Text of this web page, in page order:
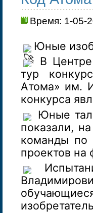
Время: 1-05-
Юные
В
тур
Атома» им.
конкурса
Юные
показали,
команды по
проектов на